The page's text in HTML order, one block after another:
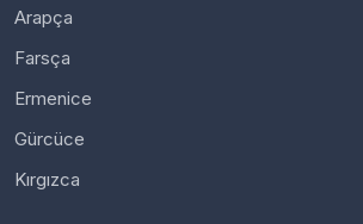
Arapça
Farsça
Ermenice
Gürcüce
Kırgızca